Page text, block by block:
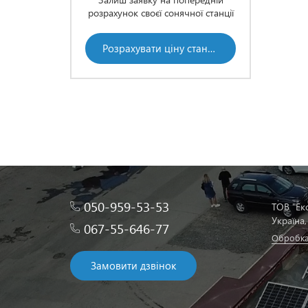
розрахунок своєї сонячної станції
Розрахувати ціну станції
050-959-53-53
067-55-646-77
Замовити дзвінок
ТОВ